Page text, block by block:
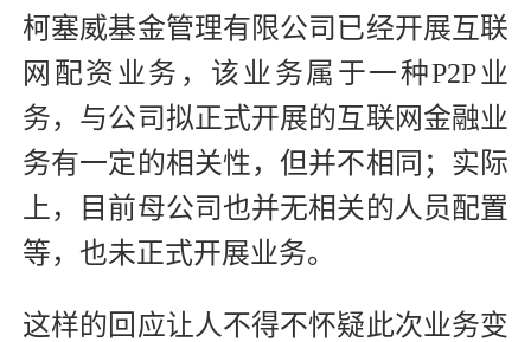
柯塞威基金管理有限公司已经开展互联
网配资业务，该业务属于一种P2P业
务，与公司拟正式开展的互联网金融业
务有一定的相关性，但并不相同；实际
上，目前母公司也并无相关的人员配置
等，也未正式开展业务。
这样的回应让人不得不怀疑此次业务变